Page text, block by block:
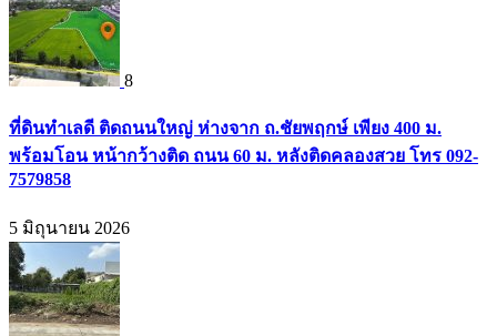
8
ที่ดินทำเลดี ติดถนนใหญ่ ห่างจาก ถ.ชัยพฤกษ์ เพียง 400 ม.
พร้อมโอน หน้ากว้างติด ถนน 60 ม. หลังติดคลองสวย โทร 092-
7579858
5 มิถุนายน 2026